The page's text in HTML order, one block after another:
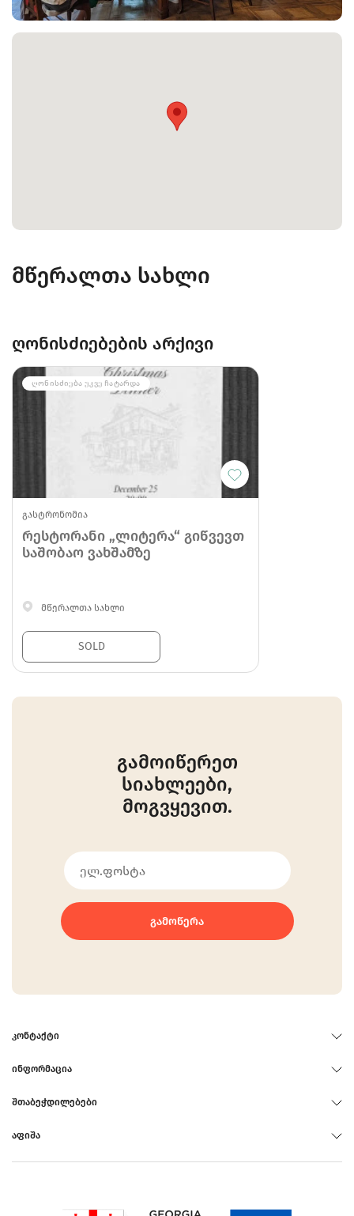
მწერალთა სახლი
ღონისძიებების არქივი
ᲦᲝᲜᲘᲡᲫᲘᲔᲑᲐ ᲣᲙᲕᲔ ᲩᲐᲢᲐᲠᲓᲐ
გასტრონომია
რესტორანი „ლიტერა“ გიწვევთ
საშობაო ვახშამზე
მწერალთა სახლი
SOLD
გამოიწერეთ
სიახლეები,
მოგვყევით.
ᲒᲐᲛᲝᲬᲔᲠᲐ
ᲙᲝᲜᲢᲐᲥᲢᲘ
ᲘᲜᲤᲝᲠᲛᲐᲪᲘᲐ
ᲨᲗᲐᲑᲔᲭᲓᲘᲚᲔᲑᲔᲑᲘ
ᲐᲤᲘᲨᲐ